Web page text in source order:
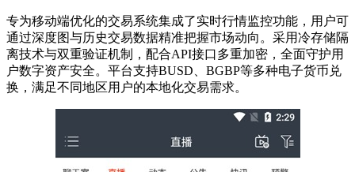
专为移动端优化的交易系统集成了实时行情监控功能，用户可
通过深度图与历史交易数据精准把握市场动向。采用冷存储隔
离技术与双重验证机制，配合API接口多重加密，全面守护用
户数字资产安全。平台支持BUSD、BGBP等多种电子货币兑
换，满足不同地区用户的本地化交易需求。